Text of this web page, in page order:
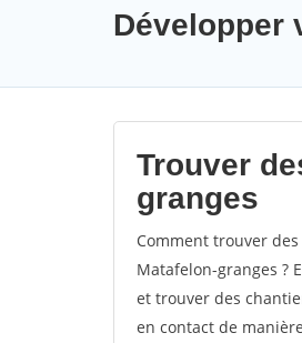
Développer
Trouver
granges
Comment trouver
Matafelon-granges ?
et trouver des
en contact de